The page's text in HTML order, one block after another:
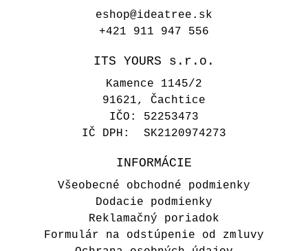
Beige
3,10 €
Personalizovaná svadobná stuha
- trhaná biela
eshop@ideatree.sk
+421 911 947 556
ITS YOURS s.r.o.
Kamence 1145/2
91621, Čachtice
IČO: 52253473
IČ DPH: SK2120974273
INFORMÁCIE
Všeobecné obchodné podmienky
Dodacie podmienky
Reklamačný poriadok
Formulár na odstúpenie od zmluvy